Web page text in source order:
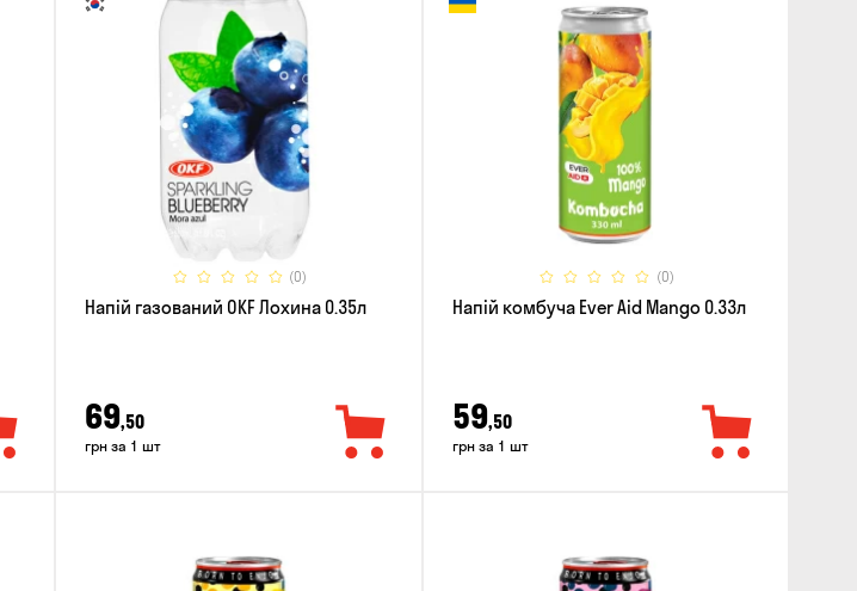
(0)
Напій газований OKF Лохина 0.35л
69,50
грн за 1 шт
(0)
Напій комбуча Ever Aid Mango 0.33л
59,50
грн за 1 шт